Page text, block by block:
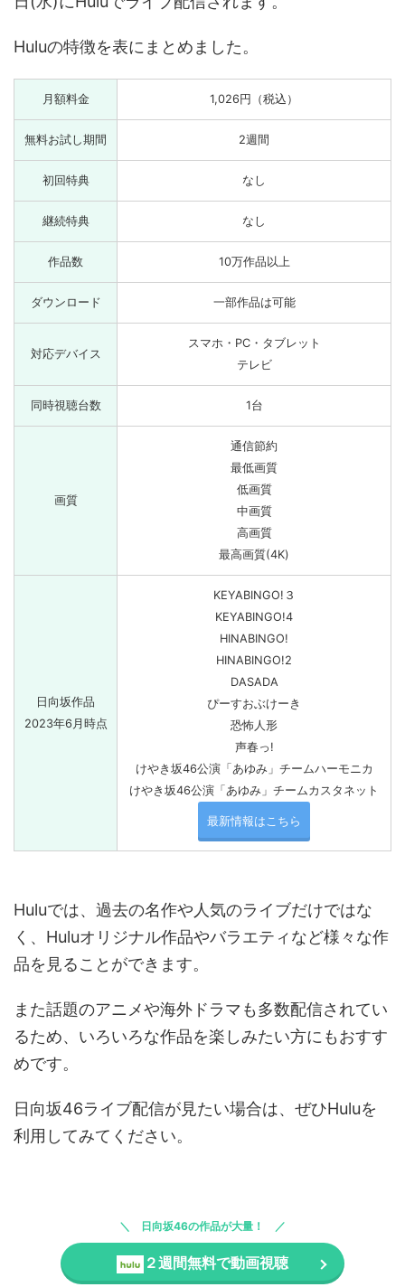
Huluの特徴を表にまとめました。
月額料金 1,026円（税込）
無料お試し期間 2週間
初回特典 なし
継続特典 なし
作品数 10万作品以上
ダウンロード 一部作品は可能
対応デバイス
スマホ・PC・タブレット
テレビ
同時視聴台数 1台
画質
通信節約
最低画質
低画質
中画質
高画質
最高画質(4K)
日向坂作品
2023年6月時点
KEYABINGO!３
KEYABINGO!4
HINABINGO!
HINABINGO!2
DASADA
ぴーすおぶけーき
恐怖人形
声春っ!
けやき坂46公演「あゆみ」チームハーモニカ
けやき坂46公演「あゆみ」チームカスタネット
最新情報はこちら
Huluでは、過去の名作や人気のライブだけではな
く、Huluオリジナル作品やバラエティなど様々な作
品を見ることができます。
また話題のアニメや海外ドラマも多数配信されてい
るため、いろいろな作品を楽しみたい方にもおすす
めです。
日向坂46ライブ配信が見たい場合は、ぜひHuluを
利用してみてください。
日向坂46の作品が大量！
２週間無料で動画視聴